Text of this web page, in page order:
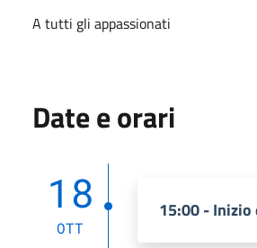
A tutti gli appassionati
Date e orari
18
OTT
15:00 - Inizio